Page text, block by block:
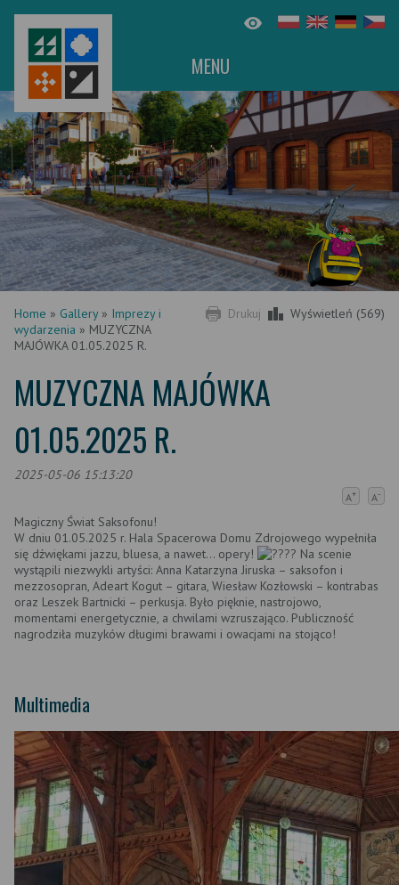
MENU
Drukuj Wyświetleń (569)
Home » Gallery» Imprezy i
wydarzenia » MUZYCZNA
MAJÓWKA 01.05.2025 R.
MUZYCZNA MAJÓWKA
01.05.2025 R.
2025-05-06 15:13:20
A+ A-
Magiczny Świat Saksofonu!
W dniu 01.05.2025 r. Hala Spacerowa Domu Zdrojowego wypełniła
się dźwiękami jazzu, bluesa, a nawet... opery!
Na scenie
wystąpili niezwykli artyści: Anna Katarzyna Jiruska – saksofon i
mezzosopran, Adeart Kogut – gitara, Wiesław Kozłowski – kontrabas
oraz Leszek Bartnicki – perkusja. Było pięknie, nastrojowo,
momentami energetycznie, a chwilami wzruszająco. Publiczność
nagrodziła muzyków długimi brawami i owacjami na stojąco!
Multimedia